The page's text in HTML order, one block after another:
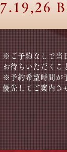
7.19,26
※​ご予約なしで当
お待ちいただくこ
※予約希望時間が
優先してご案内さ